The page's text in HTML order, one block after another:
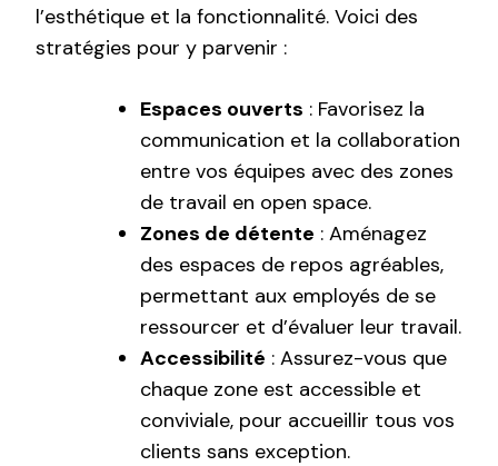
l’esthétique et la fonctionnalité. Voici des
stratégies pour y parvenir :
Espaces ouverts : Favorisez la
communication et la collaboration
entre vos équipes avec des zones
de travail en open space.
Zones de détente : Aménagez
des espaces de repos agréables,
permettant aux employés de se
ressourcer et d’évaluer leur travail.
Accessibilité : Assurez-vous que
chaque zone est accessible et
conviviale, pour accueillir tous vos
clients sans exception.